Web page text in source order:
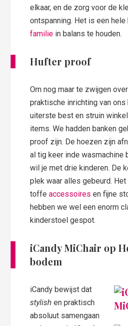
elkaar, en de zorg voor de
ontspanning. Het is een
familie in balans te houden.
Hufter proof
Om nog maar te zwijgen
praktische inrichting van ons
uiterste best en struin
items. We hadden banken
proof zijn. De hoezen zijn
al tig keer inde wasmachine
wil je met drie kinderen. De
plek waar alles gebeurd.
toffeaccessoires en fijne
hebben we wel een enorm
kinderstoel gespot.
iCandy MiChair op
bodem
iCandy bewijst dat
stylishen praktisch
absoluut samengaan